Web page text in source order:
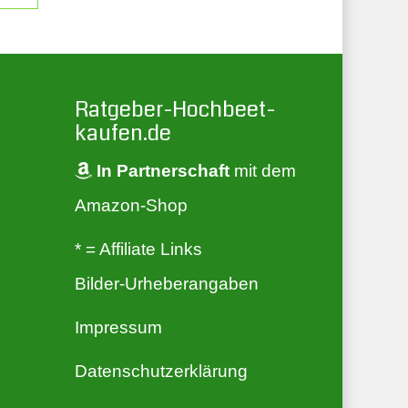
Ratgeber-Hochbeet-
kaufen.de
In Partnerschaft mit dem
Amazon-Shop
* = Affiliate Links
Bilder-Urheberangaben
Impressum
Datenschutzerklärung